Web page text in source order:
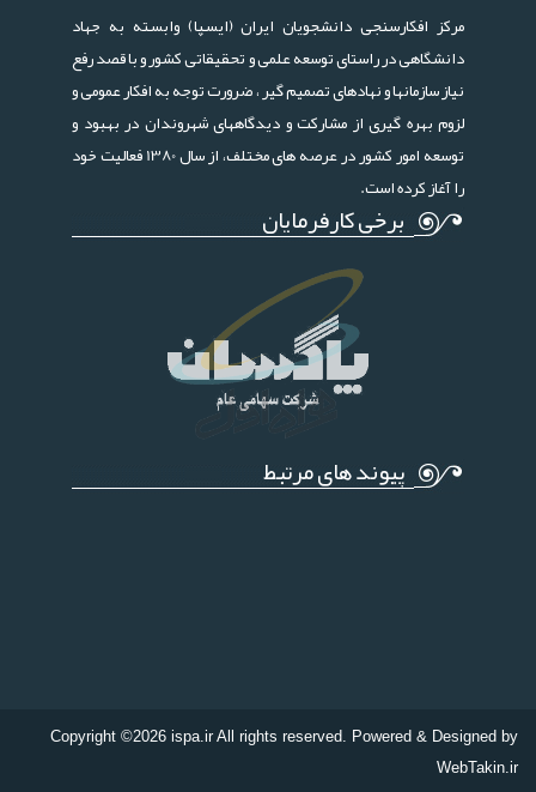
مرکز افکارسنجی دانشجویان ایران (ایسپا) وابسته به جهاد
دانشگاهی در راستای توسعه علمی و تحقیقاتی کشور و با قصد رفع
نیاز سازمانها و نهادهای تصمیم گیر ، ضرورت توجه به افکار عمومی و
لزوم بهره گیری از مشارکت و دیدگاههای شهروندان در بهبود و
توسعه امور کشور در عرصه های مختلف، از سال 1380 فعالیت خود
را آغاز کرده است.
برخی کارفرمایان
پیوند های مرتبط
Copyright ©2026 ispa.ir All rights reserved. Powered & Designed by
WebTakin.ir